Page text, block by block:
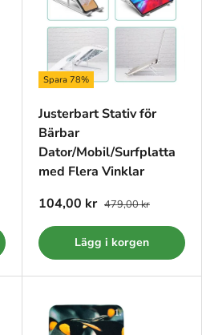
Spara 78%
Justerbart Stativ för
Bärbar
Dator/Mobil/Surfplatta
med Flera Vinklar
104,00 kr 479,00 kr
Lägg i korgen